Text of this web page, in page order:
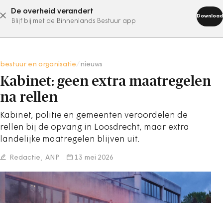
De overheid verandert
Blijf bij met de Binnenlands Bestuur app
Download
abonneer nu
bestuur en organisatie nieuws
Kabinet: geen extra maatregelen
na rellen
Kabinet, politie en gemeenten veroordelen de
rellen bij de opvang in Loosdrecht, maar extra
landelijke maatregelen blijven uit.
Redactie, ANP 13 mei 2026